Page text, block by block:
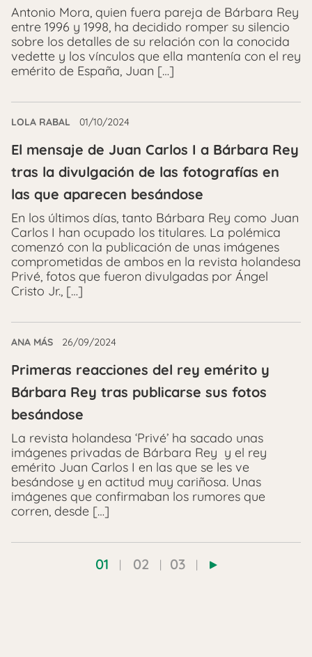
Antonio Mora, quien fuera pareja de Bárbara Rey
entre 1996 y 1998, ha decidido romper su silencio
sobre los detalles de su relación con la conocida
vedette y los vínculos que ella mantenía con el rey
emérito de España, Juan […]
LOLA RABAL 01/10/2024
El mensaje de Juan Carlos I a Bárbara Rey
tras la divulgación de las fotografías en
las que aparecen besándose
En los últimos días, tanto Bárbara Rey como Juan
Carlos I han ocupado los titulares. La polémica
comenzó con la publicación de unas imágenes
comprometidas de ambos en la revista holandesa
Privé, fotos que fueron divulgadas por Ángel
Cristo Jr., […]
ANA MÁS 26/09/2024
Primeras reacciones del rey emérito y
Bárbara Rey tras publicarse sus fotos
besándose
La revista holandesa ‘Privé’ ha sacado unas
imágenes privadas de Bárbara Rey y el rey
emérito Juan Carlos I en las que se les ve
besándose y en actitud muy cariñosa. Unas
imágenes que confirmaban los rumores que
corren, desde […]
01 02 03